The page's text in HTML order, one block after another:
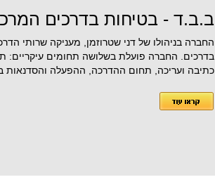
ב.ב.ד - בטיחות בדרכים
החברה בניהולו של דני שטרוזמן, מעניקה שרותי
בדרכים. החברה פועלת בשלושה תחומים עיקריים:
כתיבה ועריכה, תחום ההדרכה, ההפעלה והסדנאות